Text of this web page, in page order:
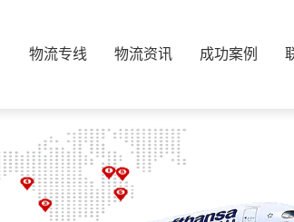
物流专线 物流资讯 成功案例